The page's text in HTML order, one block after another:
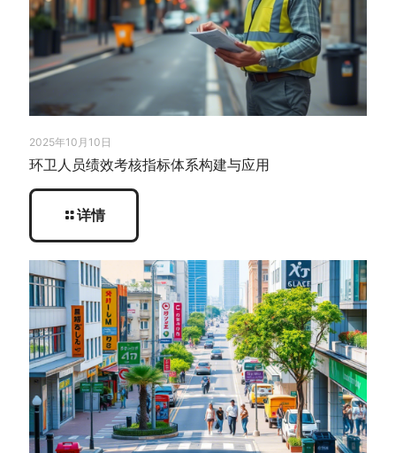
2025年10月10日
环卫人员绩效考核指标体系构建与应用
详情